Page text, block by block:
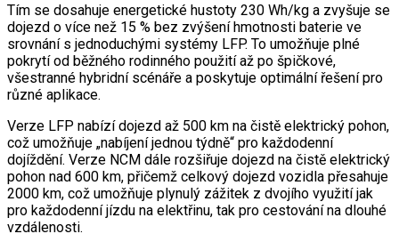
Tím se dosahuje energetické hustoty 230 Wh/kg a zvyšuje se
dojezd o více než 15 % bez zvýšení hmotnosti baterie ve
srovnání s jednoduchými systémy LFP. To umožňuje plné
pokrytí od běžného rodinného použití až po špičkové,
všestranné hybridní scénáře a poskytuje optimální řešení pro
různé aplikace.
Verze LFP nabízí dojezd až 500 km na čistě elektrický pohon,
což umožňuje „nabíjení jednou týdně“ pro každodenní
dojíždění. Verze NCM dále rozšiřuje dojezd na čistě elektrický
pohon nad 600 km, přičemž celkový dojezd vozidla přesahuje
2000 km, což umožňuje plynulý zážitek z dvojího využití jak
pro každodenní jízdu na elektřinu, tak pro cestování na dlouhé
vzdálenosti.